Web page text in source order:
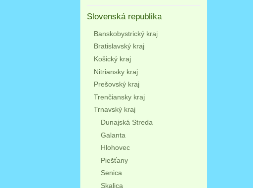
Slovenská republika
Banskobystrický kraj
Bratislavský kraj
Košický kraj
Nitriansky kraj
Prešovský kraj
Trenčiansky kraj
Trnavský kraj
Dunajská Streda
Galanta
Hlohovec
Piešťany
Senica
Skalica